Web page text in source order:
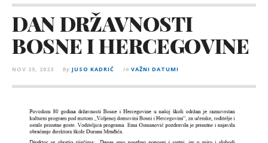
DAN DRŽAVNOSTI
BOSNE I HERCEGOVINE
NOV 25, 2023 by JUSO KADRIĆ in VAŽNI DATUMI